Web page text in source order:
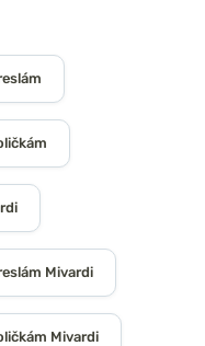
Mivardi
Mivardi